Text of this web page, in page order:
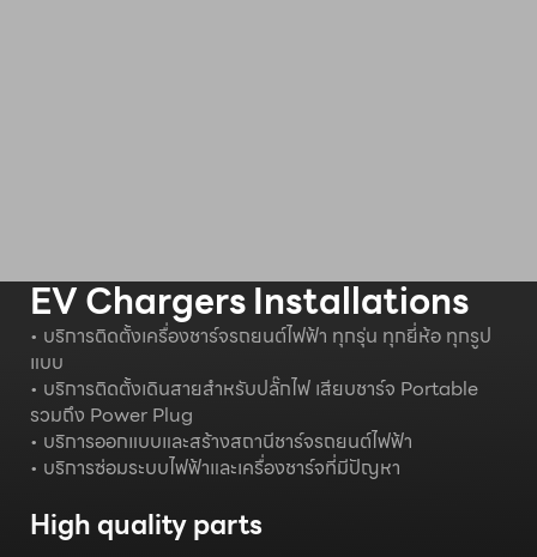
EV Chargers Installations
• บริการติดตั้งเครื่องชาร์จรถยนต์ไฟฟ้า ทุกรุ่น ทุกยี่ห้อ ทุกรูป
แบบ
• บริการติดตั้งเดินสายสำหรับปลั๊กไฟ เสียบชาร์จ Portable
รวมถึง Power Plug
• บริการออกแบบและสร้างสถานีชาร์จรถยนต์ไฟฟ้า
• บริการซ่อมระบบไฟฟ้าและเครื่องชาร์จที่มีปัญหา
High quality parts